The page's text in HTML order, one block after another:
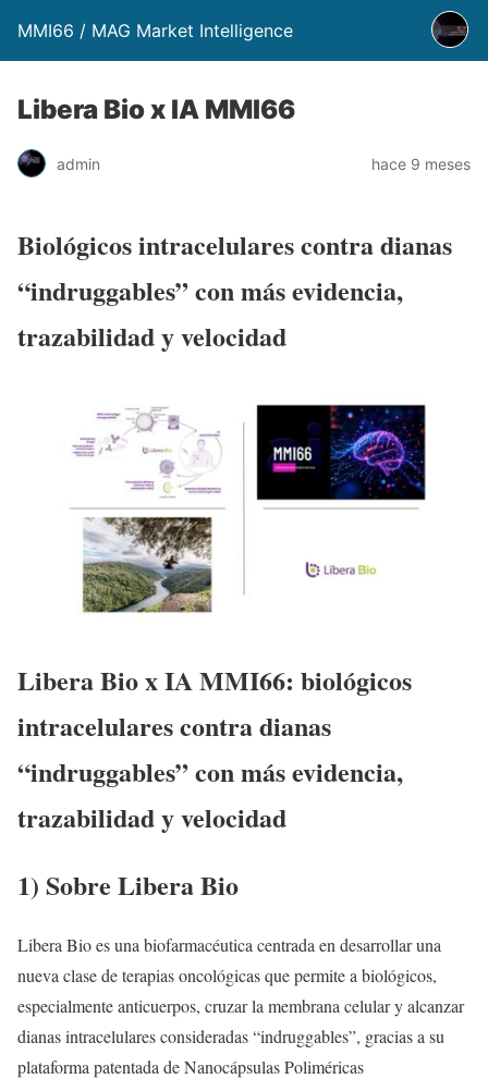
MMI66 / MAG Market Intelligence
Libera Bio x IA MMI66
admin hace 9 meses
Biológicos intracelulares contra dianas
“indruggables” con más evidencia,
trazabilidad y velocidad
Libera Bio x IA MMI66: biológicos
intracelulares contra dianas
“indruggables” con más evidencia,
trazabilidad y velocidad
1) Sobre Libera Bio
Libera Bio es una biofarmacéutica centrada en desarrollar una
nueva clase de terapias oncológicas que permite a biológicos,
especialmente anticuerpos, cruzar la membrana celular y alcanzar
dianas intracelulares consideradas “indruggables”, gracias a su
plataforma patentada de Nanocápsulas Poliméricas